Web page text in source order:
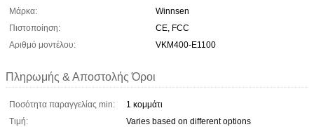
Μάρκα:
Winnsen
Πιστοποίηση:
CE, FCC
Αριθμό μοντέλου:
VKM400-E1100
Πληρωμής & Αποστολής Όροι
Ποσότητα παραγγελίας min:
1 κομμάτι
Τιμή:
Varies based on different options